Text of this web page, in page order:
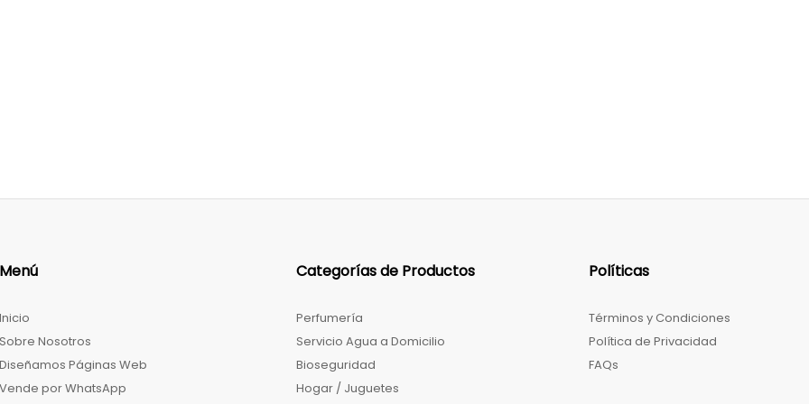
Menú
Inicio
Sobre Nosotros
Diseñamos Páginas Web
Vende por WhatsApp
Categorías de Productos
Perfumería
Servicio Agua a Domicilio
Bioseguridad
Hogar / Juguetes
Políticas
Términos y Condiciones
Política de Privacidad
FAQs